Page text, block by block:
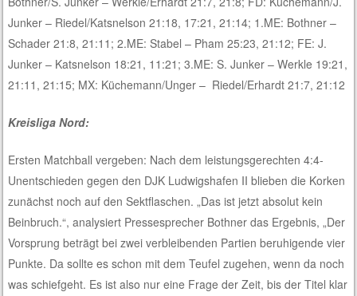
Junker – Riedel/Katsnelson 21:18, 17:21, 21:14; 1.ME: Bothner –
Schader 21:8, 21:11; 2.ME: Stabel – Pham 25:23, 21:12; FE: J.
Junker – Katsnelson 18:21, 11:21; 3.ME: S. Junker – Werkle 19:21,
21:11, 21:15; MX: Küchemann/Unger – Riedel/Erhardt 21:7, 21:12
Kreisliga Nord:
Ersten Matchball vergeben: Nach dem leistungsgerechten 4:4-
Unentschieden gegen den DJK Ludwigshafen II blieben die Korken
zunächst noch auf den Sektflaschen. „Das ist jetzt absolut kein
Beinbruch.“, analysiert Pressesprecher Bothner das Ergebnis, „Der
Vorsprung beträgt bei zwei verbleibenden Partien beruhigende vier
Punkte. Da sollte es schon mit dem Teufel zugehen, wenn da noch
was schiefgeht. Es ist also nur eine Frage der Zeit, bis der Titel klar